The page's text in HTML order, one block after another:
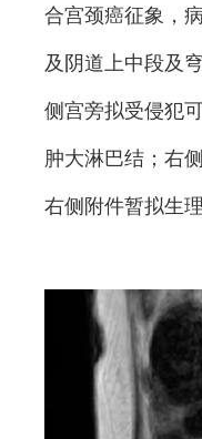
合宫颈癌征象，
及阴道上中段及
侧宫旁拟受侵犯
肿大淋巴结；右
右侧附件暂拟生